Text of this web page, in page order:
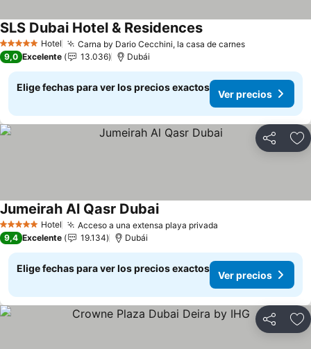
5 Estrellas Hotel Carna by Dario Cecchini, la casa de carnes
SLS Dubai Hotel & Residences
9,0 Excelente 13.036 Dubái
Elige fechas para ver los precios exactos
Ver precios
Compartir
5 Estrellas Hotel Acceso a una extensa playa privada
Jumeirah Al Qasr Dubai
9,4 Excelente 19.134 Dubái
Elige fechas para ver los precios exactos
Ver precios
Compartir